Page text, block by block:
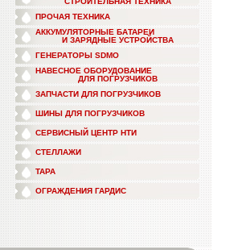
ПРОЧАЯ ТЕХНИКА
АККУМУЛЯТОРНЫЕ БАТАРЕИ
И ЗАРЯДНЫЕ УСТРОЙСТВА
ГЕНЕРАТОРЫ SDMO
НАВЕСНОЕ ОБОРУДОВАНИЕ
ДЛЯ ПОГРУЗЧИКОВ
ЗАПЧАСТИ ДЛЯ ПОГРУЗЧИКОВ
ШИНЫ ДЛЯ ПОГРУЗЧИКОВ
СЕРВИСНЫЙ ЦЕНТР НТИ
СТЕЛЛАЖИ
ТАРА
ОГРАЖДЕНИЯ ГАРДИС